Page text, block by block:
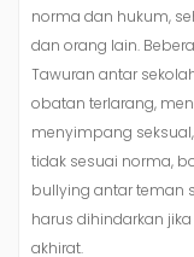
norma dan hukum,
dan orang lain.
Tawuran antar
obatan terlarang,
menyimpang
tidak sesuai norma,
bullying antar teman
harus dihindarkan
akhirat.